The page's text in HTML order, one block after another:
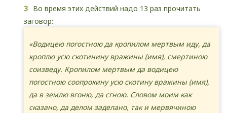
Во время этих действий надо 13 раз прочитать
заговор:
«Водицею погостною да кропилом мертвым иду, да
кроплю усю скотинину вражины (имя), смертиною
соизведу. Кропилом мертвым да водицею
погостною соопрокину усю скотину вражины (имя),
да в землю вгоню, да сгною. Словом моим как
сказано, да делом заделано, так и мервячиною